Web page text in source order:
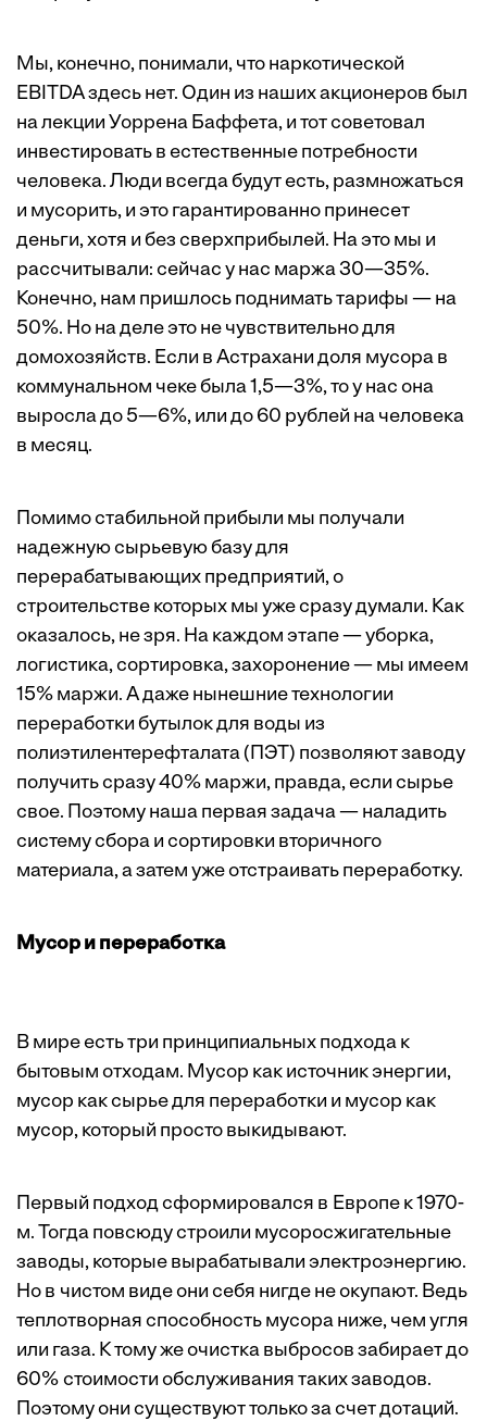
Мы, конечно, понимали, что наркотической
EBITDA здесь нет. Один из наших акционеров был
на лекции Уоррена Баффета, и тот советовал
инвестировать в естественные потребности
человека. Люди всегда будут есть, размножаться
и мусорить, и это гарантированно принесет
деньги, хотя и без сверхприбылей. На это мы и
рассчитывали: сейчас у нас маржа 30—35%.
Конечно, нам пришлось поднимать тарифы — на
50%. Но на деле это не чувствительно для
домохозяйств. Если в Астрахани доля мусора в
коммунальном чеке была 1,5—3%, то у нас она
выросла до 5—6%, или до 60 рублей на человека
в месяц.
Помимо стабильной прибыли мы получали
надежную сырьевую базу для
перерабатывающих предприятий, о
строительстве которых мы уже сразу думали. Как
оказалось, не зря. На каждом этапе — уборка,
логистика, сортировка, захоронение — мы имеем
15% маржи. А даже нынешние технологии
переработки бутылок для воды из
полиэтилентерефталата (ПЭТ) позволяют заводу
получить сразу 40% маржи, правда, если сырье
свое. Поэтому наша первая задача — наладить
систему сбора и сортировки вторичного
материала, а затем уже отстраивать переработку.
Мусор и переработка
В мире есть три принципиальных подхода к
бытовым отходам. Мусор как источник энергии,
мусор как сырье для переработки и мусор как
мусор, который просто выкидывают.
Первый подход сформировался в Европе к 1970-
м. Тогда повсюду строили мусоросжигательные
заводы, которые вырабатывали электроэнергию.
Но в чистом виде они себя нигде не окупают. Ведь
теплотворная способность мусора ниже, чем угля
или газа. К тому же очистка выбросов забирает до
60% стоимости обслуживания таких заводов.
Поэтому они существуют только за счет дотаций.